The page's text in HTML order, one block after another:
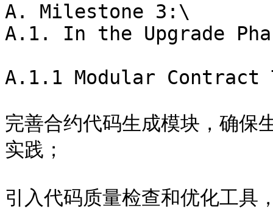
A. Milestone 3:\
A.1. In the Upgrade
A.1.1 Modular Contract
完善合约代码生成模块，确
实践；
引入代码质量检查和优化工具